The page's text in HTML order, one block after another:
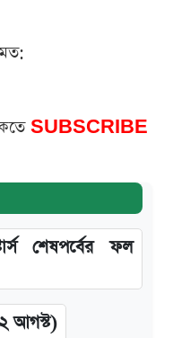
SUBSCRIBE
শেষপর্বের ফল
আগস্ট)